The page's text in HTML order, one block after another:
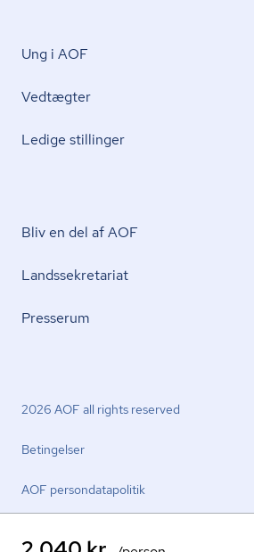
Ung i AOF
Vedtægter
Ledige stillinger
Bliv en del af AOF
Lands­se­kre­ta­ri­at
Presserum
2026 AOF all rights reserved
Betingelser
AOF per­son­da­ta­po­li­tik